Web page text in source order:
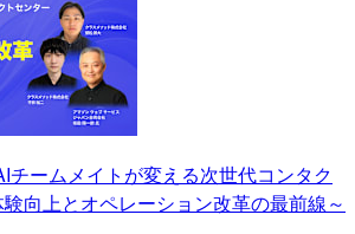
チームメイトが変える次世代コンタク
向上とオペレーション改革の最前線～